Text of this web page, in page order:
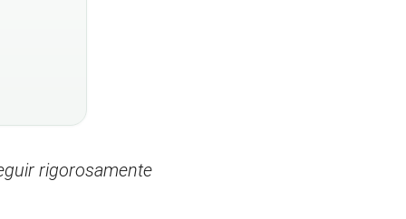
rigorosamente